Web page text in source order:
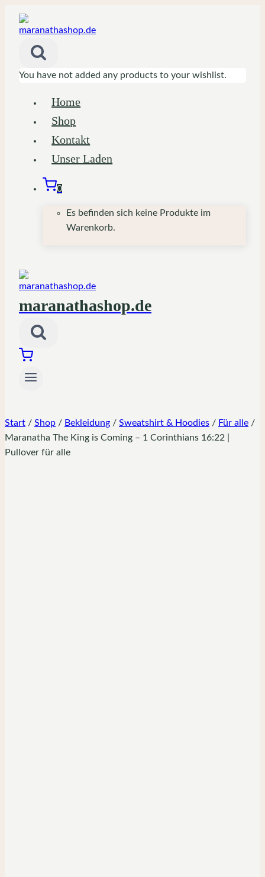
Inhalt
You have not added any products to your wishlist.
Home
Shop
Kontakt
Unser Laden
0
Es befinden sich keine Produkte im
Warenkorb.
maranathashop.de
Start / Shop / Bekleidung / Sweatshirt & Hoodies / Für alle /
Maranatha The King is Coming – 1 Corinthians 16:22 |
Pullover für alle